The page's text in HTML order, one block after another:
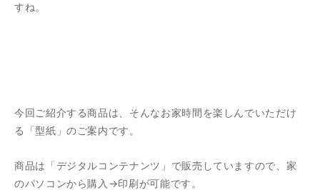
すね。
今回ご紹介する商品は、そんなお家時間を楽しんでいただけ
る「型紙」のご案内です。
商品は「デジタルコンテナンツ」で販売していますので、家
のパソコンから購入→印刷が可能です。